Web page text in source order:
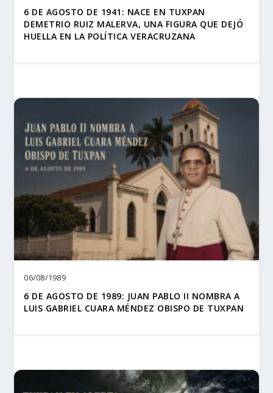
6 DE AGOSTO DE 1941: NACE EN TUXPAN
DEMETRIO RUIZ MALERVA, UNA FIGURA QUE DEJÓ
HUELLA EN LA POLÍTICA VERACRUZANA
06/08/1989
6 DE AGOSTO DE 1989: JUAN PABLO II NOMBRA A
LUIS GABRIEL CUARA MÉNDEZ OBISPO DE TUXPAN